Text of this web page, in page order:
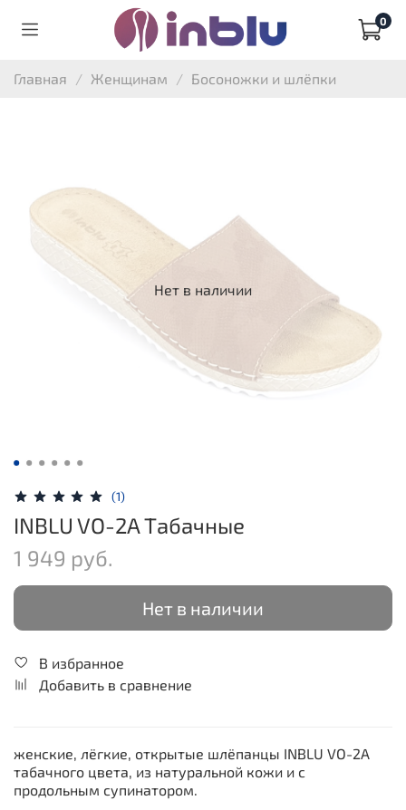
0
Главная Женщинам Босоножки и шлёпки
Нет в наличии
(1)
INBLU VO-2A Табачные
1 949 руб.
Нет в наличии
В избранное
Добавить в сравнение
женские, лёгкие, открытые шлёпанцы INBLU VO-2A
табачного цвета, из натуральной кожи и с
продольным супинатором.